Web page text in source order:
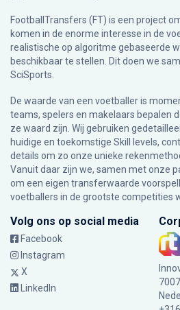
FootballTransfers (FT) is een project
komen in de enorme interesse in de
realistische op algoritme gebaseerde
beschikbaar te stellen. Dit doen we
SciSports
De waarde van een voetballer is
teams, spelers en makelaars bepalen
ze waard zijn. Wij gebruiken
huidige en toekomstige Skill levels,
details om zo onze unieke
Vanuit daar zijn we, samen met onze
om een eigen transferwaarde
voetballers in de grootste competities
Volg ons op social media
Facebook
Instagram
X
LinkedIn